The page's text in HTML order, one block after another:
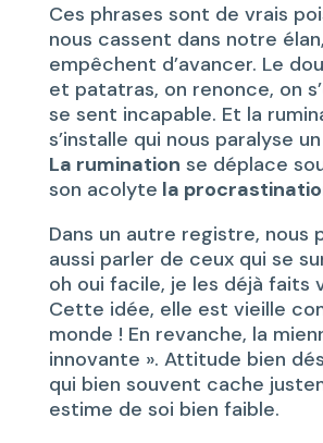
Ces phrases sont de vrais
nous cassent dans notre
empêchent d’avancer. Le
et patatras, on renonce, on
se sent incapable. Et la
s’installe qui nous paralyse
La rumination se déplace
son acolyte la
Dans un autre registre, nous
aussi parler de ceux qui se
oh oui facile, je les déjà faits
Cette idée, elle est vieille
monde ! En revanche, la
innovante ». Attitude bien
qui bien souvent cache
estime de soi bien faible.